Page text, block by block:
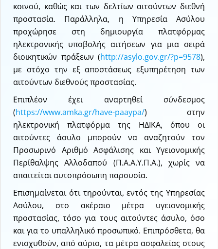
κοινού, καθώς και των δελτίων αιτούντων διεθνή
προστασία. Παράλληλα, η Υπηρεσία Ασύλου
προχώρησε στη δημιουργία πλατφόρμας
ηλεκτρονικής υποβολής αιτήσεων για μια σειρά
διοικητικών πράξεων (http://asylo.gov.gr/?p=9578),
με στόχο την εξ αποστάσεως εξυπηρέτηση των
αιτούντων διεθνούς προστασίας.
Επιπλέον έχει αναρτηθεί σύνδεσμος
(https://www.amka.gr/have-paaypa/) στην
ηλεκτρονική πλατφόρμα της ΗΔΙΚΑ, όπου οι
αιτούντες άσυλο μπορούν να αναζητούν τον
Προσωρινό Αριθμό Ασφάλισης και Υγειονομικής
Περίθαλψης Αλλοδαπού (Π.Α.Α.Υ.Π.Α.), χωρίς να
απαιτείται αυτοπρόσωπη παρουσία.
Επισημαίνεται ότι τηρούνται, εντός της Υπηρεσίας
Ασύλου, στο ακέραιο μέτρα υγειονομικής
προστασίας, τόσο για τους αιτούντες άσυλο, όσο
και για το υπαλληλικό προσωπικό. Επιπρόσθετα, θα
ενισχυθούν, από αύριο, τα μέτρα ασφαλείας στους